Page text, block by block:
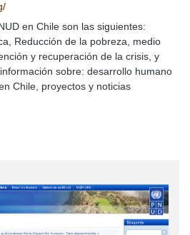
en Chile son las siguientes:
Reducción de la pobreza, medio
y recuperación de la crisis, y
sobre: desarrollo humano
Chile, proyectos y noticias